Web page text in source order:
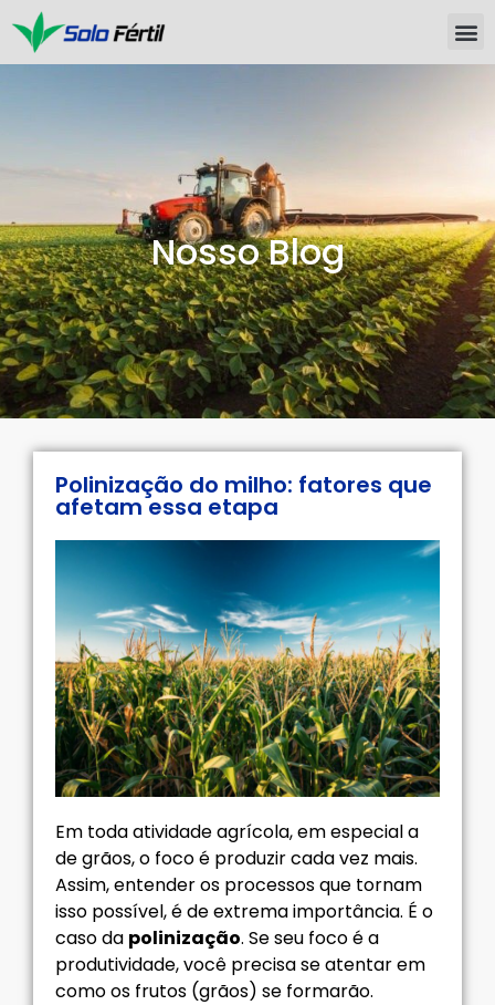
Nosso Blog
Polinização do milho: fatores que
afetam essa etapa
Em toda atividade agrícola, em especial a
de grãos, o foco é produzir cada vez mais.
Assim, entender os processos que tornam
isso possível, é de extrema importância. É o
caso da polinização. Se seu foco é a
produtividade, você precisa se atentar em
como os frutos (grãos) se formarão.